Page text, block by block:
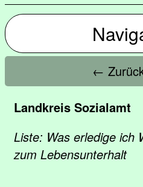
←
Landkreis Sozialamt
Liste: Was erledige ich
zum Lebensunterhalt